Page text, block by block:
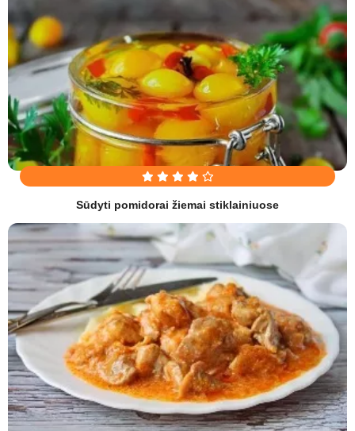
Sūdyti pomidorai žiemai stiklainiuose